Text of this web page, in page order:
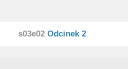
s03e02 Odcinek 2